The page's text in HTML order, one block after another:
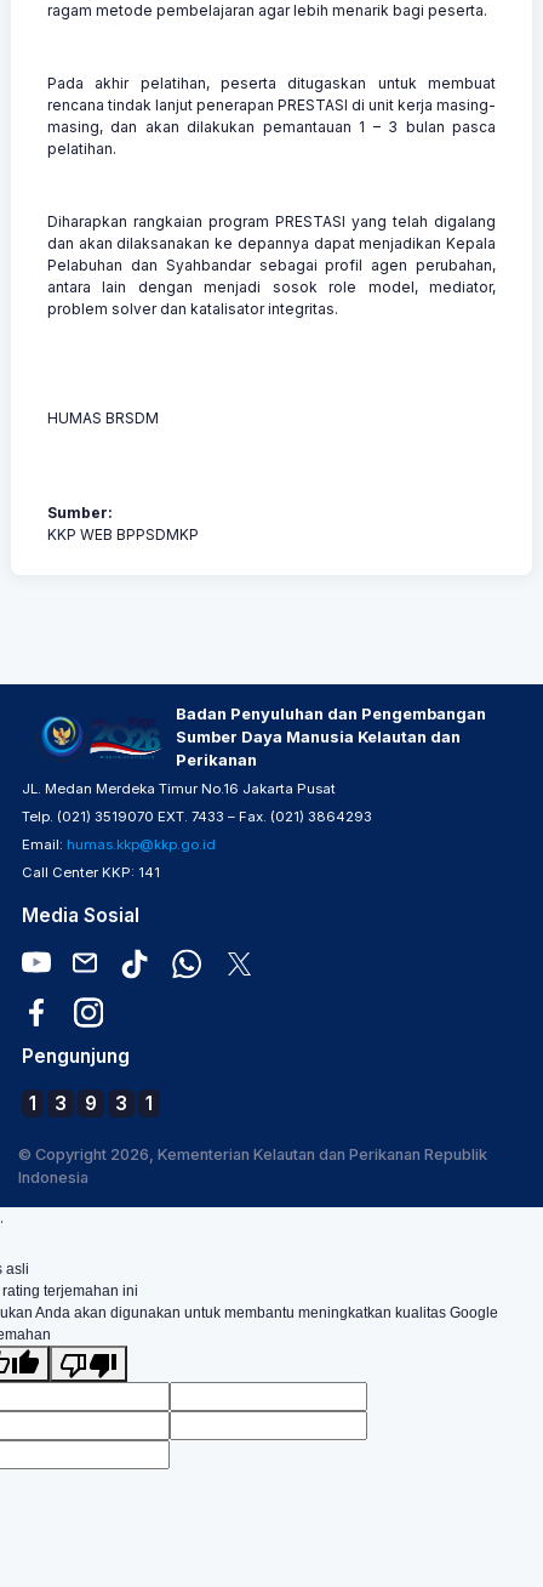
ragam metode pembelajaran agar lebih menarik bagi peserta.
Pada akhir pelatihan, peserta ditugaskan untuk membuat
rencana tindak lanjut penerapan PRESTASI di unit kerja masing-
masing, dan akan dilakukan pemantauan 1 – 3 bulan pasca
pelatihan.
Diharapkan rangkaian program PRESTASI yang telah digalang
dan akan dilaksanakan ke depannya dapat menjadikan Kepala
Pelabuhan dan Syahbandar sebagai profil agen perubahan,
antara lain dengan menjadi sosok role model, mediator,
problem solver dan katalisator integritas.
HUMAS BRSDM
Sumber:
KKP WEB BPPSDMKP
Badan Penyuluhan dan Pengembangan
Sumber Daya Manusia Kelautan dan
Perikanan
JL. Medan Merdeka Timur No.16 Jakarta Pusat
Telp. (021) 3519070 EXT. 7433 – Fax. (021) 3864293
Email: humas.kkp@kkp.go.id
Call Center KKP: 141
Media Sosial
Pengunjung
1 3 9 3 1
© Copyright 2026, Kementerian Kelautan dan Perikanan Republik
Indonesia
.
asli
terjemahan ini
Anda akan digunakan untuk membantu meningkatkan kualitas Google